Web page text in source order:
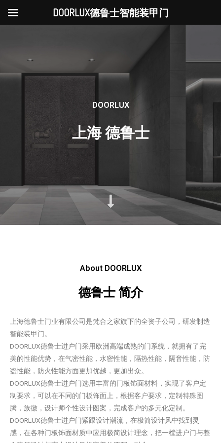
DOORLUX
上海 德鲁士
About DOORLUX
德鲁士 简介
上海德鲁士门业有限公司是梵合之家旗下的全资子公司，研发制造
智能装甲门。
DOORLUX德鲁士进户门采用欧洲高端成熟的门系统，就拥有了完
美的性能优势，在气密性能，水密性能，隔热性能，隔音性能，防
盗性能，防火性能方面更加优越，更加出众。
DOORLUX德鲁士进户门选用丰富的门板饰面材料，实现了客户定
制要求，可以在不同的门板饰面上，根据客户要求，定制特殊图
腾，族徽，设计师个性设计图案，完成客户的多元化定制。
DOORLUX德鲁士进户门紧跟设计潮流，在极简设计风中找到灵
感，在各种门板饰面材质中应用极简设计理念，把一樘进户门与整
DOORLUX德鲁士智能装甲门